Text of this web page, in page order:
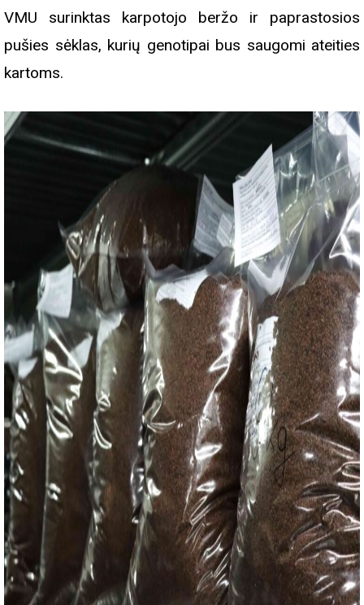
VMU surinktas karpotojo beržo ir paprastosios
pušies sėklas, kurių genotipai bus saugomi ateities
kartoms.